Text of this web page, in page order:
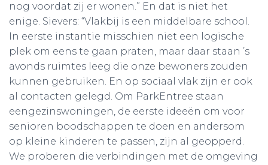
nog voordat zij er wonen.” En dat is niet het
enige. Sievers: “Vlakbij is een middelbare school.
In eerste instantie misschien niet een logische
plek om eens te gaan praten, maar daar staan ’s
avonds ruimtes leeg die onze bewoners zouden
kunnen gebruiken. En op sociaal vlak zijn er ook
al contacten gelegd. Om ParkEntree staan
eengezinswoningen, de eerste ideeën om voor
senioren boodschappen te doen en andersom
op kleine kinderen te passen, zijn al geopperd.
We proberen die verbindingen met de omgeving